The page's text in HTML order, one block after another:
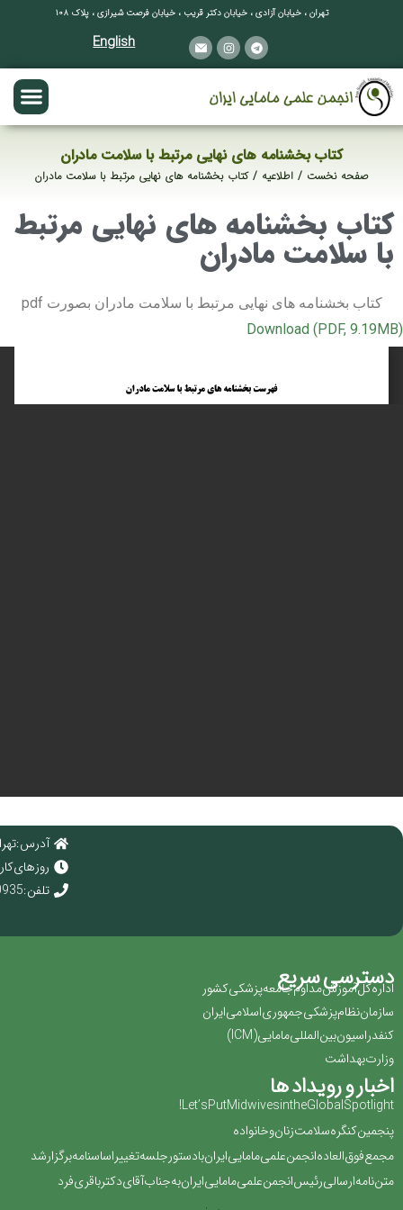
تهران ، خیابان آزادی ، خیابان دکتر قریب ، خیابان فرصت شیرازی ، پلاک ۱۰۸
English
کتاب بخشنامه های نهایی مرتبط با سلامت مادران
مکان شما:
صفحه نخست اطلاعیه کتاب بخشنامه های نهایی مرتبط با سلامت مادران
کتاب بخشنامه های نهایی مرتبط
با سلامت مادران
کتاب بخشنامه های نهایی مرتبط با سلامت مادران بصورت pdf
Download (PDF, 9.19MB)
آدرس :
روز های کاری
تلفن : 02166920935
دسترسی سریع
اداره کل آموزش مداوم جامعه پزشکی کشور
سازمان نظام پزشکی جمهوری اسلامی ایران ‏
کنفدراسیون بین المللی مامایی(‏ICM‏)‏
وزارت بهداشت
اخبار و رویداد ها
Let’s Put Midwives in the Global Spotlight!
پنجمین کنگره سلامت زنان و خانواده
مجمع فوق العاده انجمن علمی مامایی ایران با دستور جلسه تغییر اساسنامه برگزار شد
متن نامه ارسالی رئیس انجمن علمی مامایی ایران به جناب آقای دکتر باقری فرد